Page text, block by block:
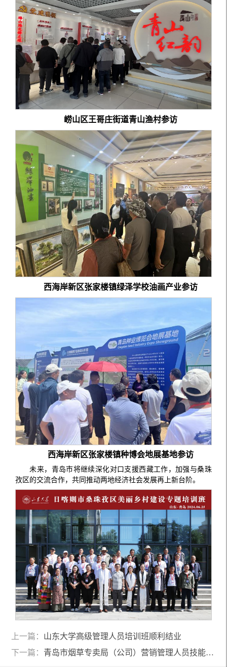
崂山区王哥庄街道青山渔村参访
西海岸新区张家楼镇绿泽学校油画产业参访
西海岸新区张家楼镇种博会地展基地参访
未来，青岛市将继续深化对口支援西藏工作，加强与桑珠
孜区的交流合作，共同推动两地经济社会发展再上新台阶。
上一篇： 山东大学高级管理人员培训班顺利结业
下一篇：
青岛市烟草专卖局（公司）营销管理人员技能提升培训班 开班仪式顺利举行